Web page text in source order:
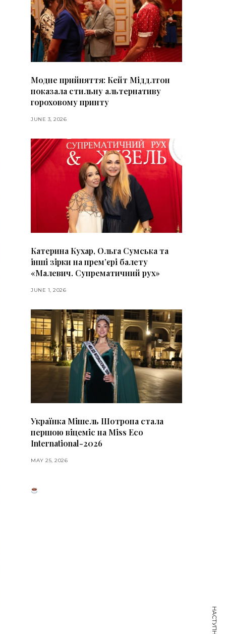
Модне прийняття: Кейт Міддлтон
показала стильну альтернативу
гороховому принту
JUNE 3, 2026
Катерина Кухар, Ольга Сумська та
інші зірки на прем’єрі балету
«Малевич. Супрематичний рух»
JUNE 1, 2026
Українка Мішель Шотропа стала
першою віцеміс на Miss Eco
International-2026
MAY 25, 2026